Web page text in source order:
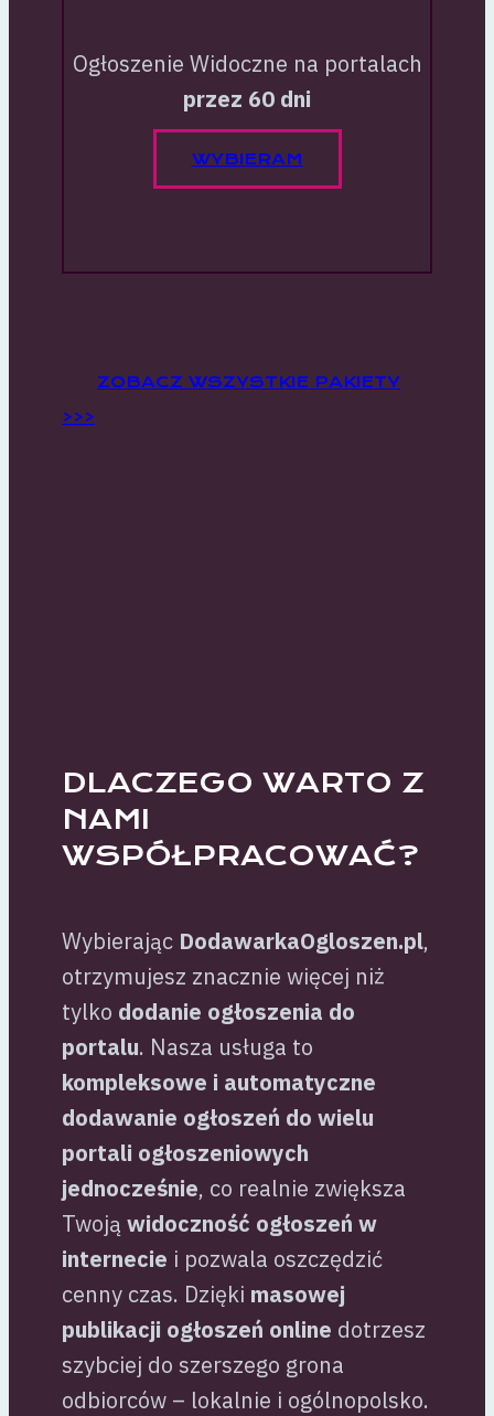
Ogłoszenie Widoczne na portalach
przez 60 dni
WYBIERAM
ZOBACZ WSZYSTKIE PAKIETY
>>>
DLACZEGO WARTO Z
NAMI
WSPÓŁPRACOWAĆ?
Wybierając DodawarkaOgloszen.pl,
otrzymujesz znacznie więcej niż
tylko dodanie ogłoszenia do
portalu. Nasza usługa to
kompleksowe i automatyczne
dodawanie ogłoszeń do wielu
portali ogłoszeniowych
jednocześnie, co realnie zwiększa
Twoją widoczność ogłoszeń w
internecie i pozwala oszczędzić
cenny czas. Dzięki masowej
publikacji ogłoszeń online dotrzesz
szybciej do szerszego grona
odbiorców – lokalnie i ogólnopolsko.